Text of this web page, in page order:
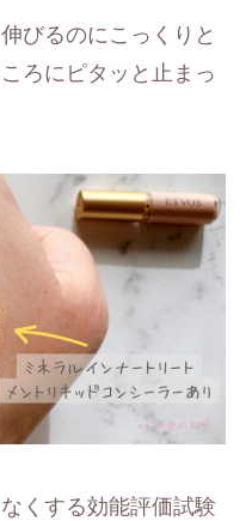
びるのにこっくりと
ろにピタッと止まっ
くする効能評価試験